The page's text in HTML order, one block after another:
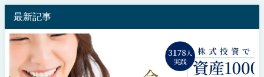
最新記事